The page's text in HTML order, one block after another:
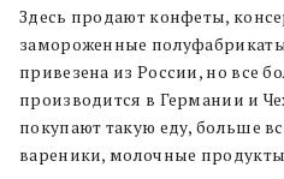
Здесь продают конфеты,
замороженные
привезена из России, но все
производится в Германии и
покупают такую еду, больше
вареники, молочные